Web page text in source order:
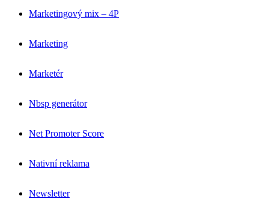
Marketingový mix – 4P
Marketing
Marketér
Nbsp generátor
Net Promoter Score
Nativní reklama
Newsletter